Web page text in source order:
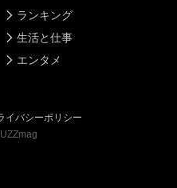
ランキング
生活と仕事
エンタメ
イバシーポリシー